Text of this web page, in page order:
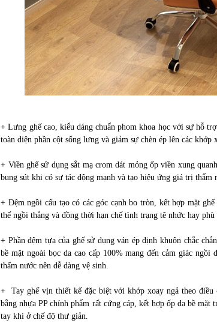
+ Lưng ghế cao, kiểu dáng chuẩn phom khoa học với sự hỗ
toàn diện phần cột sống lưng và giảm sự chèn ép lên các khớp
+ Viền ghế sử dụng sắt mạ crom dát mỏng ốp viền xung
bung sút khi có sự tác động mạnh và tạo hiệu ứng giá trị thẩm
+ Đệm ngồi cấu tạo có các góc cạnh bo tròn, kết hợp mặt
thế ngồi thẳng và đồng thời hạn chế tình trạng tê nhức hay
+ Phần đệm tựa của ghế sử dụng ván ép định khuôn chắc
bề mặt ngoài bọc da cao cấp 100% mang đến cảm giác
thấm nước nên dễ dàng vệ sinh.
+ Tay ghế vịn thiết kế đặc biệt với khớp xoay ngả theo
bằng nhựa PP chính phẩm rất cứng cáp, kết hợp ốp da bề
tay khi ở chế độ thư giản.